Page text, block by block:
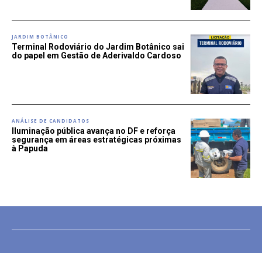
JARDIM BOTÂNICO
Terminal Rodoviário do Jardim Botânico sai
do papel em Gestão de Aderivaldo Cardoso
ANÁLISE DE CANDIDATOS
Iluminação pública avança no DF e reforça
segurança em áreas estratégicas próximas
à Papuda